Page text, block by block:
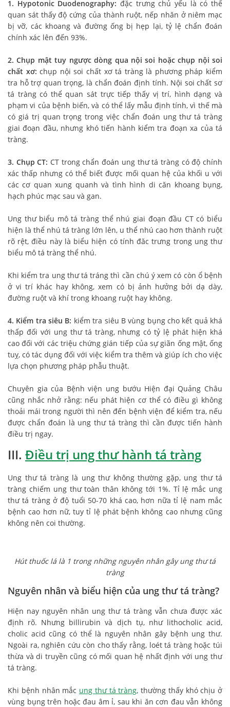
1. Hypotonic Duodenography: đặc trưng chủ yếu là có thể
quan sát thấy độ cứng của thành ruột, nếp nhăn ở niêm mạc
bị vỡ, các khoang và đường ống bị hẹp lại, tỷ lệ chẩn đoán
chính xác lên đến 93%.
2. Chụp mật tuy ngược dòng qua nội soi hoặc chụp nội soi
chất xơ: chụp nội soi chất xơ tá tràng là phương pháp kiểm
tra hỗ trợ quan trọng, là chẩn đoán định tính. Nội soi chất sơ
tá tràng có thể quan sát trực tiếp thấy vị trí, hình dạng và
phạm vi của bệnh biến, và có thể lấy mẫu định tính, vì thế mà
có giá trị quan trọng trong việc chẩn đoán ung thư tá tràng
giai đoạn đầu, nhưng khó tiến hành kiểm tra đoạn xa của tá
tràng.
3. Chụp CT: CT trong chẩn đoán ung thư tá tràng có độ chính
xác thấp nhưng có thể biết được mối quan hệ của khối u với
các cơ quan xung quanh và tình hình di căn khoang bụng,
hạch phúc mạc sau và gan.
Ung thư biểu mô tá tràng thể nhú giai đoạn đầu CT có biểu
hiện là thể nhú tá tràng lớn lên, u thể nhú cao hơn thành ruột
rõ rệt, điều này là biểu hiện có tính đăc trưng trong ung thư
biểu mô tá tràng thể nhú.
Khi kiểm tra ung thư tá tráng thì cần chú ý xem có còn ổ bệnh
ở vi trí khác hay không, xem có bị ảnh hưởng bởi dạ dày,
đường ruột và khí trong khoang ruột hay không.
4. Kiểm tra siêu B: kiểm tra siêu B vùng bụng cho kết quả khá
thấp đối với ung thư tá tràng, nhưng có tỷ lệ phát hiện khá
cao đối với các triệu chứng gián tiếp của sự giãn ống mật, ống
tuỵ, có tác dụng đối với việc kiểm tra thêm và giúp ích cho việc
lựa chọn phương pháp phẫu thuật.
Chuyên gia của Bệnh viện ung bướu Hiện đại Quảng Châu
cũng nhắc nhở rằng: nếu phát hiện cơ thể có điều gì không
thoải mái trong người thì nên đến bệnh viện để kiểm tra, nếu
được chẩn đoán là ung thư tá tràng thì cần được tiến hành
điều trị ngay.
III. Điều trị ung thư hành tá tràng
Ung thư tá tràng là ung thư không thường gặp, ung thư tá
tràng chiếm ung thư toàn thân không tới 1%. Tỉ lệ mắc ung
thư tá tràng ở độ tuổi 50-70 khá cao, hơn nữa tỉ lệ nam mắc
bệnh cao hơn nữ, tuy tỉ lệ phát bệnh không cao nhưng cũng
không nên coi thường.
Hút thuốc lá là 1 trong những nguyên nhân gây ung thư tá
tràng
Nguyên nhân và biểu hiện của ung thư tá tràng?
Hiện nay nguyên nhân ung thư tá tràng vẫn chưa được xác
định rõ. Nhưng billirubin và dịch tụ, như lithocholic acid,
cholic acid cũng có thể là nguyên nhân gây bệnh ung thư.
Ngoài ra, nghiên cứu còn cho thấy rằng, loét tá tràng hoặc túi
thừa và di truyền cũng có mối quan hệ nhất định với ung thư
tá tràng.
Khi bệnh nhân mắc ung thư tá tràng, thường thấy khó chịu ở
vùng bụng trên hoặc đau âm ỉ, sau khi ăn cơn đau vẫn không